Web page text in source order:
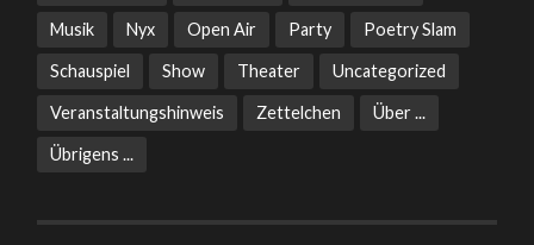
Musik Nyx Open Air Party Poetry Slam
Schauspiel Show Theater Uncategorized
Veranstaltungshinweis Zettelchen Über ...
Übrigens ...